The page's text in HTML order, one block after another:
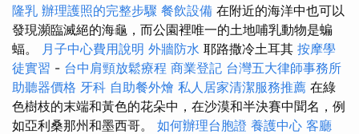
隆乳 辦理護照的完整步驟 餐飲設備 在附近的海洋中也可以
發現瀕臨滅絕的海龜，而公園裡唯一的土地哺乳動物是蝙
蝠。 月子中心費用說明 外牆防水 耶路撒冷土耳其 按摩學
徒實習 - 台中肩頸放鬆療程 商業登記 台灣五大律師事務所
助聽器價格 牙科 自助餐外燴 私人居家清潔服務推薦 在綠
色樹枝的末端和黃色的花朵中，在沙漠和半決賽中聞名，例
如亞利桑那州和墨西哥。 如何辦理台胞證 養護中心 客廳